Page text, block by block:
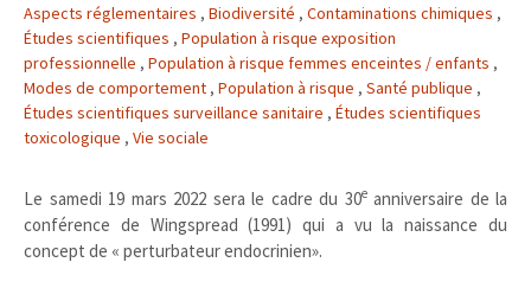
Aspects réglementaires , Biodiversité , Contaminations chimiques ,
Études scientifiques , Population à risque exposition
professionnelle , Population à risque femmes enceintes / enfants ,
Modes de comportement , Population à risque , Santé publique ,
Études scientifiques surveillance sanitaire , Études scientifiques
toxicologique , Vie sociale
Le samedi 19 mars 2022 sera le cadre du 30eanniversaire de la
conférence de Wingspread (1991) qui a vu la naissance du
concept de « perturbateur endocrinien».